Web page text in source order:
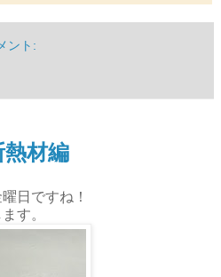
ント:
熱材編
日ですね！
す。